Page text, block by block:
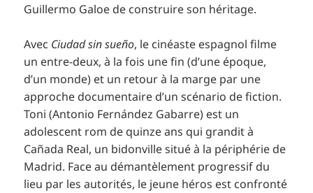
Guillermo Galoe de construire son héritage.
Avec Ciudad sin sueño, le cinéaste espagnol filme
un entre-deux, à la fois une fin (d’une époque,
d’un monde) et un retour à la marge par une
approche documentaire d’un scénario de fiction.
Toni (Antonio Fernández Gabarre) est un
adolescent rom de quinze ans qui grandit à
Cañada Real, un bidonville situé à la périphérie de
Madrid. Face au démantèlement progressif du
lieu par les autorités, le jeune héros est confronté